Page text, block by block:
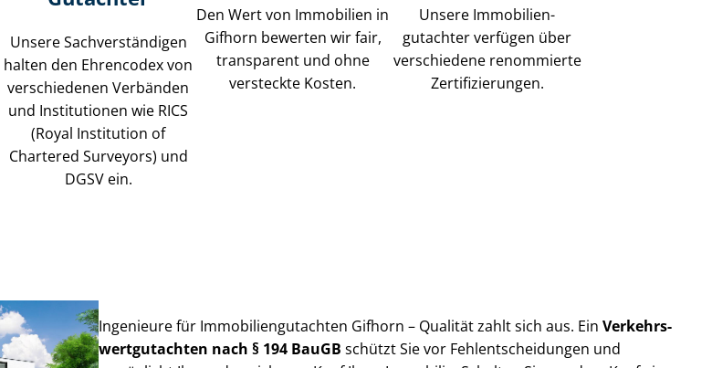
Unsere Sach­ver­stän­di­gen
halten den Ehrencodex von
verschiedenen Verbänden
und Institutionen wie RICS
(Royal Institution of
Chartered Surveyors) und
DGSV ein.
Den Wert von Immobilien in
Gifhorn bewerten wir fair,
transparent und ohne
versteckte Kosten.
Unsere Immobilien­
gutachter verfügen über
verschiedene renommierte
Zer­ti­fi­zie­run­gen.
Ingenieure für Im­mo­bi­li­en­gut­ach­ten Gifhorn – Qualität zahlt sich aus. Ein Ver­kehrs­
wert­gut­ach­ten nach § 194 BauGB schützt Sie vor Fehl­ent­schei­dun­gen und